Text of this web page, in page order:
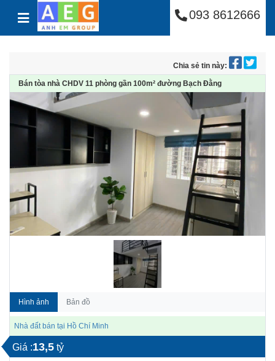
Skip to content Công Ty Cổ Phần
093 8612666
Chia sẻ tin này:
Bán tòa nhà CHDV 11 phòng gần 100m² đường Bạch Đằng
Hình ảnh Bản đồ
Nhà đất bán tại Hồ Chí Minh
Giá :13,5 tỷ